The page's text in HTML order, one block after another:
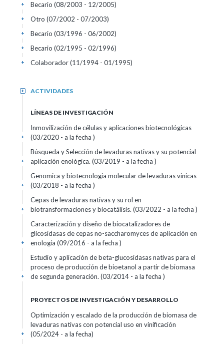
Becario (08/2003 - 12/2005)
+
Otro (07/2002 - 07/2003)
+
Becario (03/1996 - 06/2002)
+
Becario (02/1995 - 02/1996)
+
Colaborador (11/1994 - 01/1995)
+
ACTIVIDADES
+
LÍNEAS DE INVESTIGACIÓN
Inmovilización de células y aplicaciones biotecnológicas
(03/2020 - a la fecha )
+
Búsqueda y Selección de levaduras nativas y su potencial
aplicación enológica. (03/2019 - a la fecha )
+
Genomica y biotecnologia molecular de levaduras vinicas
(03/2018 - a la fecha )
+
Cepas de levaduras nativas y su rol en
biotransformaciones y biocatálisis. (03/2022 - a la fecha )
+
Caracterización y diseño de biocatalizadores de
glicosidasas de cepas no-saccharomyces de aplicación en
enología (09/2016 - a la fecha )
+
Estudio y aplicación de beta-glucosidasas nativas para el
proceso de producción de bioetanol a partir de biomasa
de segunda generación. (03/2014 - a la fecha )
+
PROYECTOS DE INVESTIGACIÓN Y DESARROLLO
Optimización y escalado de la producción de biomasa de
levaduras nativas con potencial uso en vinificación
(05/2024 - a la fecha)
+